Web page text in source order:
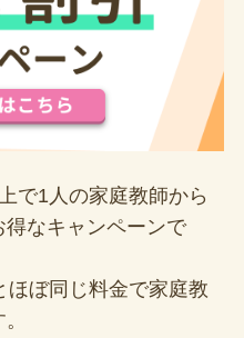
で1人の家庭教師から
なキャンペーンで
ほぼ同じ料金で家庭教